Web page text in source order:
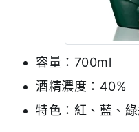
容量：700ml
酒精濃度：40%
特色：紅、藍、